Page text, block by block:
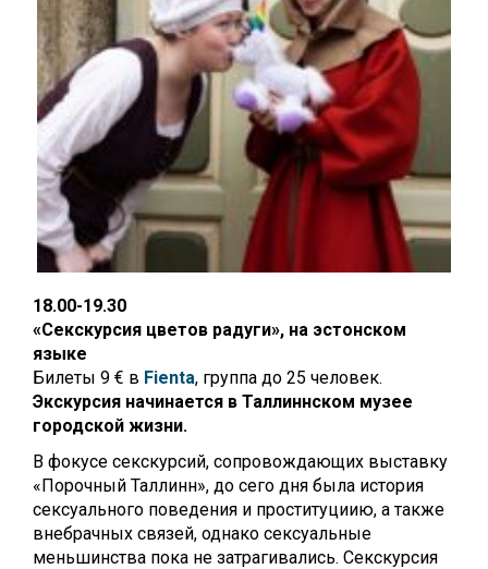
18.00-19.30
«Секскурсия цветов радуги», на эстонском
языке
Билеты 9 € в Fienta, группа до 25 человек.
Экскурсия начинается в Таллиннском музее
городской жизни.
В фокусе секскурсий, сопровождающих выставку
«Порочный Таллинн», до сего дня была история
сексуального поведения и проституциию, а также
внебрачных связей, однако сексуальные
меньшинства пока не затрагивались. Секскурсия